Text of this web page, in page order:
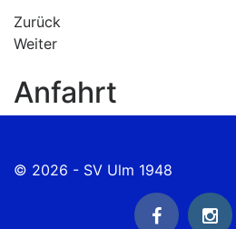
Zurück
Weiter
Anfahrt
© 2026 - SV Ulm 1948